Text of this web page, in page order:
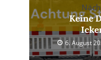
Keine
6. August